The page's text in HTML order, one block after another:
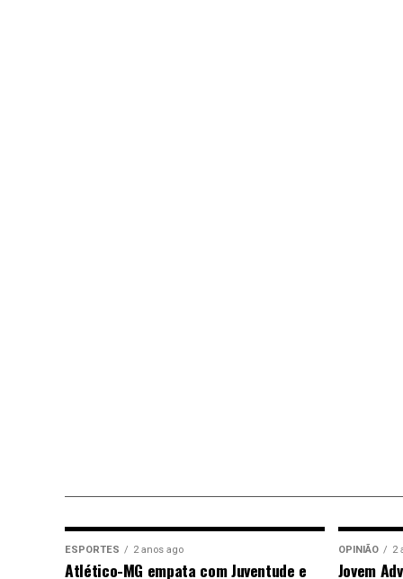
ESPORTES 2 anos ago
Atlético-MG empata com Juventude e
OPINIÃO 2
Jovem